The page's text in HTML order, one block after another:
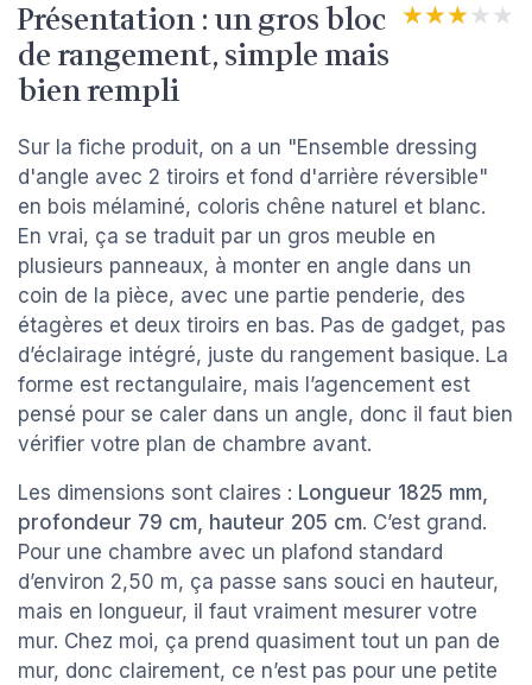
Présentation : un gros bloc
de rangement, simple mais
bien rempli
★★★★★
★★★★★
Sur la fiche produit, on a un "Ensemble dressing
d'angle avec 2 tiroirs et fond d'arrière réversible"
en bois mélaminé, coloris chêne naturel et blanc.
En vrai, ça se traduit par un gros meuble en
plusieurs panneaux, à monter en angle dans un
coin de la pièce, avec une partie penderie, des
étagères et deux tiroirs en bas. Pas de gadget, pas
d’éclairage intégré, juste du rangement basique. La
forme est rectangulaire, mais l’agencement est
pensé pour se caler dans un angle, donc il faut bien
vérifier votre plan de chambre avant.
Les dimensions sont claires : Longueur 1825 mm,
profondeur 79 cm, hauteur 205 cm. C’est grand.
Pour une chambre avec un plafond standard
d’environ 2,50 m, ça passe sans souci en hauteur,
mais en longueur, il faut vraiment mesurer votre
mur. Chez moi, ça prend quasiment tout un pan de
mur, donc clairement, ce n’est pas pour une petite